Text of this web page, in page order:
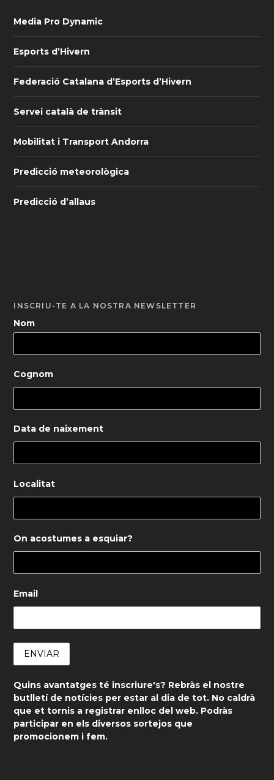
Media Pro Dynamic
Esports d’Hivern
Federació Catalana d’Esports d’Hivern
Servei català de trànsit
Mobilitat i Transport Andorra
Predicció meteorològica
Predicció d’allaus
INSCRIU-TE A LA NOSTRA NEWSLETTER
Nom
Cognom
Data de naixement
Localitat
On acostumes a esquiar?
Email
Quins avantatges té inscriure's? Rebràs el nostre
butlletí de notícies per estar al dia de tot. No caldrà
que et tornis a registrar enlloc del web. Podràs
participar en els diversos sortejos que
promocionem i fem.